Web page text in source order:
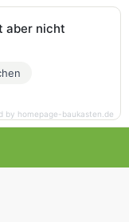
aber nicht
by homepage-baukasten.de